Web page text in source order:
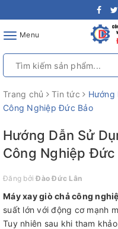
ToggleMenu
Trang chủ Tin tức
Hướng
Công Nghiệp Đức Bảo
Hướng Dẫn Sử
Công Nghiệp Đức
Đăng bởiĐào Đức Lân
Máy xay giò chả công
suất lớn với động cơ mạnh
Tuy nhiên sau khi tham